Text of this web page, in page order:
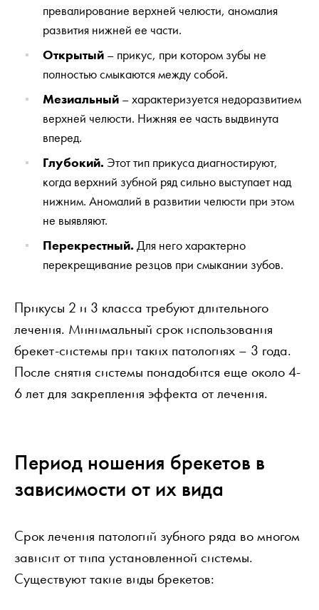
превалирование верхней челюсти, аномалия
развития нижней ее части.
Открытый – прикус, при котором зубы не
полностью смыкаются между собой.
Мезиальный – характеризуется недоразвитием
верхней челюсти. Нижняя ее часть выдвинута
вперед.
Глубокий. Этот тип прикуса диагностируют,
когда верхний зубной ряд сильно выступает над
нижним. Аномалий в развитии челюсти при этом
не выявляют.
Перекрестный. Для него характерно
перекрещивание резцов при смыкании зубов.
Прикусы 2 и 3 класса требуют длительного
лечения. Минимальный срок использования
брекет-системы при таких патологиях – 3 года.
После снятия системы понадобится еще около 4-
6 лет для закрепления эффекта от лечения.
Период ношения брекетов в
зависимости от их вида
Срок лечения патологий зубного ряда во многом
зависит от типа установленной системы.
Существуют такие виды брекетов: